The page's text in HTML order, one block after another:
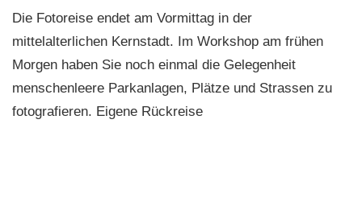
Die Fotoreise endet am Vormittag in der
mittelalterlichen Kernstadt. Im Workshop am frühen
Morgen haben Sie noch einmal die Gelegenheit
menschenleere Parkanlagen, Plätze und Strassen zu
fotografieren. Eigene Rückreise